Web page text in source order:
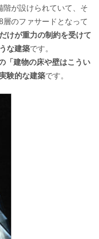
階が設けられていて、そ
のファサードとなって
けが重力の制約を受けて
な建築です。
「建物の床や壁はこうい
験的な建築です。